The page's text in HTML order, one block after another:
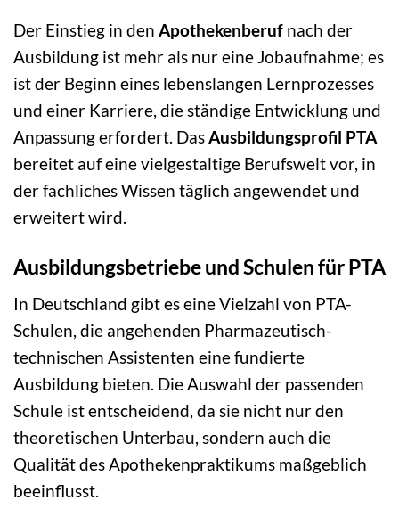
Der Einstieg in den Apothekenberuf nach der
Ausbildung ist mehr als nur eine Jobaufnahme; es
ist der Beginn eines lebenslangen Lernprozesses
und einer Karriere, die ständige Entwicklung und
Anpassung erfordert. DasAusbildungsprofil PTA
bereitet auf eine vielgestaltige Berufswelt vor, in
der fachliches Wissen täglich angewendet und
erweitert wird.
Ausbildungsbetriebe und Schulen für PTA
In Deutschland gibt es eine Vielzahl von PTA-
Schulen, die angehenden Pharmazeutisch-
technischen Assistenten eine fundierte
Ausbildung bieten. Die Auswahl der passenden
Schule ist entscheidend, da sie nicht nur den
theoretischen Unterbau, sondern auch die
Qualität des Apothekenpraktikums maßgeblich
beeinflusst.